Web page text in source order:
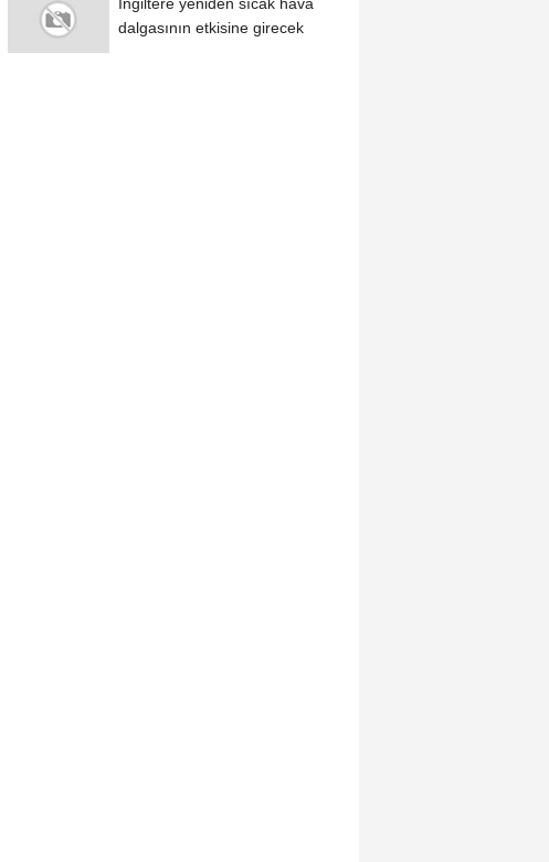
dalgasının etkisine girecek